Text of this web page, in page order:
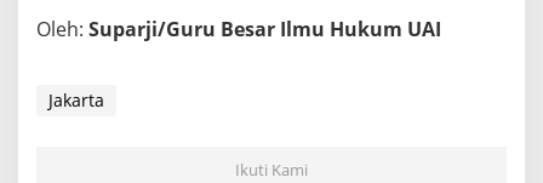
Oleh: Suparji/Guru Besar Ilmu Hukum UAI
Jakarta
Ikuti Kami